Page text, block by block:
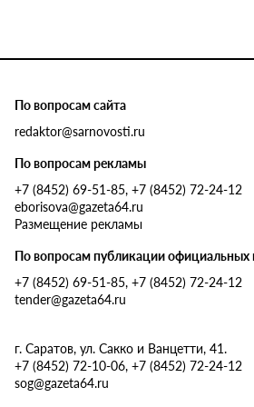
По вопросам сайта
redaktor@sarnovosti.ru
По вопросам рекламы
+7 (8452) 69-51-85, +7 (8452) 72-24-12
eborisova@gazeta64.ru
Размещение рекламы
По вопросам публикации официальных
+7 (8452) 69-51-85, +7 (8452) 72-24-12
tender@gazeta64.ru
г. Саратов, ул. Сакко и Ванцетти, 41.
+7 (8452) 72-10-06, +7 (8452) 72-24-12
sog@gazeta64.ru